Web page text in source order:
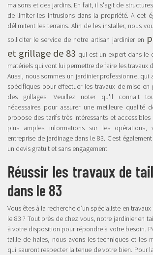
maisons et des jardins. En fait, il s'agit de
de limiter les intrusions dans la propriété. A cet
délimitent les terrains. Afin de les installer, nous
solliciter le service de notre artisan jardinier en
et grillage de 83 qui est un expert dans le
matériels qui vont lui permettre de faire les travaux
Aussi, nous sommes un jardinier professionnel qui
spécifiques pour effectuer les travaux de mise
des grillages. Veuillez noter qu'il connait
nécessaires pour assurer une meilleure qualité
propose des tarifs très intéressants et
plus amples informations sur les opérations,
entreprise de jardinage dans le 83. C'est
un devis gratuit et sans engagement.
Réussir les travaux de
dans le 83
Vous êtes à la recherche d’un spécialiste en
le 83 ? Tout près de chez vous, notre jardinier en
à votre disposition pour répondre à votre besoin.
taille de haies, nous avons les techniques et les
qui sauront respecter la tenue de votre bien. Pour